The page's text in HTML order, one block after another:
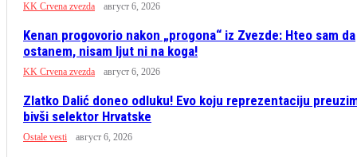
KK Crvena zvezda август 6, 2026
Kenan progovorio nakon „progona“ iz Zvezde: Hteo sam da
ostanem, nisam ljut ni na koga!
KK Crvena zvezda август 6, 2026
Zlatko Dalić doneo odluku! Evo koju reprezentaciju
bivši selektor Hrvatske
Ostale vesti август 6, 2026